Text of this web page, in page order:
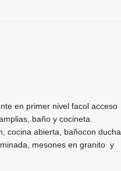
en primer nivel facol acceso
baño y cocineta.
cocina abierta, bañocon ducha.
mesones en granito y